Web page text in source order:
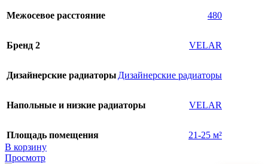
Межосевое расстояние 480
Бренд 2 VELAR
Дизайнерские радиаторы Дизайнерские радиаторы
Напольные и низкие радиаторы VELAR
Площадь помещения
21-25 м²
В корзину
Просмотр